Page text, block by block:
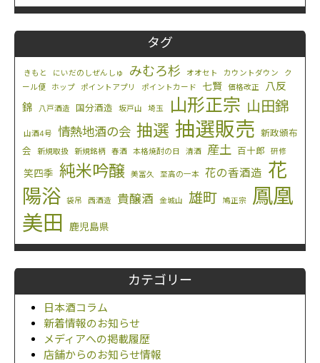
タグ
きもと にいだのしぜんしゅ みむろ杉 オオセト カウントダウン
ク
ール便
ホップ ポイントアプリ ポイントカード 七賢 価格改正
八反
錦
八戸酒造 国分酒造 坂戸山 埼玉 山形正宗 山田錦
山酒4号 情熱地酒の会 抽選 抽選販売 新政頒布
会
新規取扱 新規銘柄 春酒 本格焼酎の日 清酒 産土 百十郎 研修
笑四季 純米吟醸 美冨久 至高の一本 花の香酒造 花
陽浴
袋吊 西酒造 貴醸酒 金城山 雄町 鳩正宗
鳳凰
美田
鹿児島県
カテゴリー
日本酒コラム
新着情報のお知らせ
メディアへの掲載履歴
店舗からのお知らせ情報